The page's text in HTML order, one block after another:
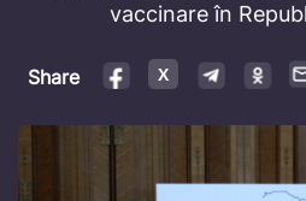
vaccinare în
Share